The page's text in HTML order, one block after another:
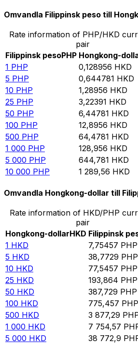
Omvandla Filippinsk peso till
Rate information of PHP/HKD
pair
Filippinsk pesoPHP Hongkong-
1 PHP 0,128956 HKD
5 PHP 0,644781 HKD
10 PHP 1,28956 HKD
25 PHP 3,22391 HKD
50 PHP 6,44781 HKD
100 PHP 12,8956 HKD
500 PHP 64,4781 HKD
1 000 PHP 128,956 HKD
5 000 PHP 644,781 HKD
10 000 PHP 1 289,56 HKD
Omvandla Hongkong-dollar till
Rate information of HKD/PHP
pair
Hongkong-dollarHKD Filippinsk
1 HKD 7,75457 PHP
5 HKD 38,7729 PHP
10 HKD 77,5457 PHP
25 HKD 193,864 PHP
50 HKD 387,729 PHP
100 HKD 775,457 PHP
500 HKD 3 877,29
1 000 HKD 7 754,57
5 000 HKD 38 772,9